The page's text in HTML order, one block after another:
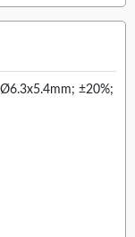
±20%;